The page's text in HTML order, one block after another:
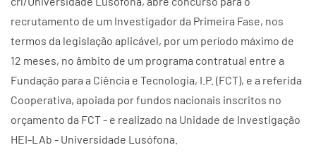
recrutamento de um Investigador da Primeira Fase, nos
termos da legislação aplicável, por um período máximo de
12 meses, no âmbito de um programa contratual entre a
Fundação para a Ciência e Tecnologia, I.P. (FCT), e a referida
Cooperativa, apoiada por fundos nacionais inscritos no
orçamento da FCT - e realizado na Unidade de Investigação
HEI-LAb - Universidade Lusófona.